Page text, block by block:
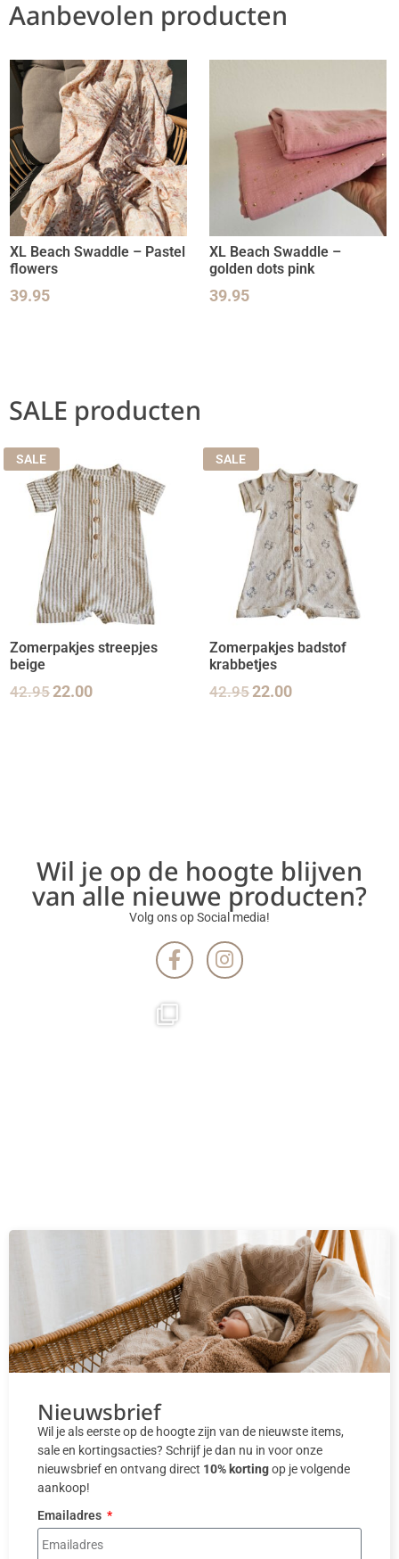
Aanbevolen producten
XL Beach Swaddle – Pastel
flowers
39.95
XL Beach Swaddle –
golden dots pink
39.95
SALE producten
SALE
Zomerpakjes streepjes
beige
42.9522.00
SALE
Zomerpakjes badstof
krabbetjes
42.9522.00
Wil je op de hoogte blijven
van alle nieuwe producten?
Volg ons op Social media!
Nieuwsbrief
Wil je als eerste op de hoogte zijn van de nieuwste items,
sale en kortingsacties? Schrijf je dan nu in voor onze
nieuwsbrief en ontvang direct 10% kortingop je volgende
aankoop!
Emailadres